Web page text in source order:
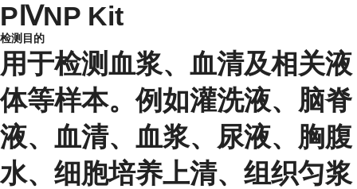
PⅣNP Kit
检测目的
用于检测血浆、血清及相关液
体等样本。例如灌洗液、脑脊
液、血清、血浆、尿液、胸腹
水、细胞培养上清、组织匀浆